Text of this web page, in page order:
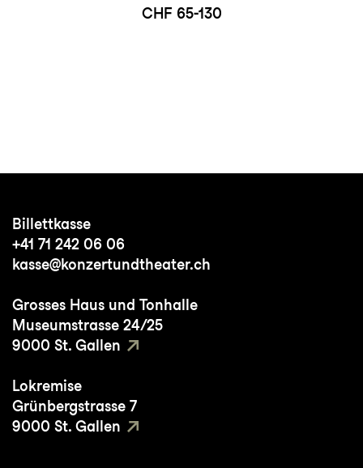
CHF 65-130
Billettkasse
+41 71 242 06 06
kasse@konzertundtheater.ch
Grosses Haus und Tonhalle
Museumstrasse 24/25
9000 St. Gallen
Lokremise
Grünbergstrasse 7
9000 St. Gallen